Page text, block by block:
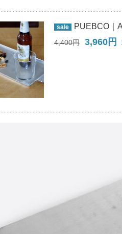
sale PUEBCO｜
4,400円 3,960円